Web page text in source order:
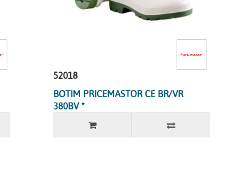
52018
BOTIM PRICEMASTOR CE BR/VR
380BV *